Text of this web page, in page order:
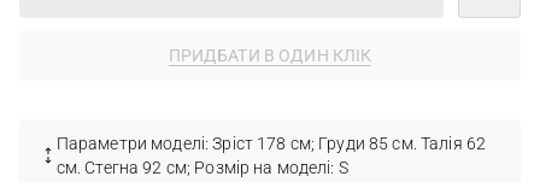
ПРИДБАТИ В ОДИН КЛІК
Параметри моделі: Зріст 178 см; Груди 85 см. Талія 62
см. Стегна 92 см; Розмір на моделі: S